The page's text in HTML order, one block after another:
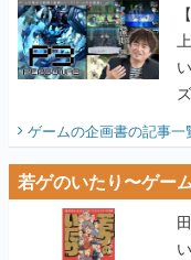
ゲームの企画書の記事一
若ゲのいたり〜ゲー